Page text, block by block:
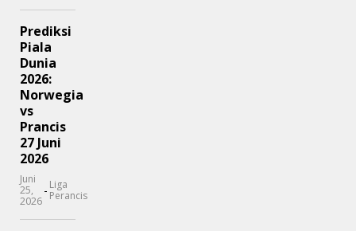
Prediksi
Piala
Dunia
2026:
Norwegia
vs
Prancis
27 Juni
2026
Juni
25,
2026
- Liga
Perancis